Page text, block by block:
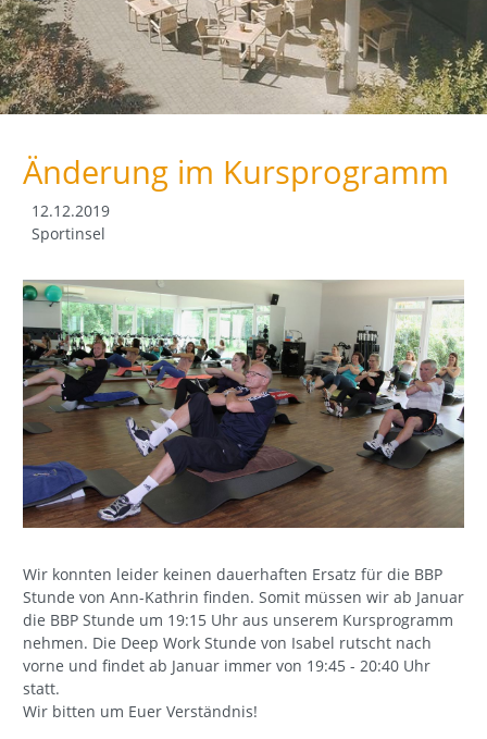
Änderung im Kursprogramm
12.12.2019
Sportinsel
Wir konnten leider keinen dauerhaften Ersatz für die BBP
Stunde von Ann-Kathrin finden. Somit müssen wir ab Januar
die BBP Stunde um 19:15 Uhr aus unserem Kursprogramm
nehmen. Die Deep Work Stunde von Isabel rutscht nach
vorne und findet ab Januar immer von 19:45 - 20:40 Uhr
statt.
Wir bitten um Euer Verständnis!